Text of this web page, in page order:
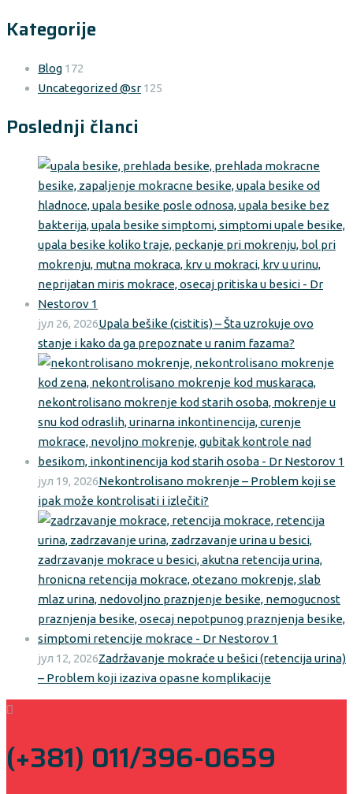
Kategorije
Blog 172
Uncategorized @sr 125
Poslednji članci
јул 26, 2026Upala bešike (cistitis) – Šta uzrokuje ovo
stanje i kako da ga prepoznate u ranim fazama?
јул 19, 2026Nekontrolisano mokrenje – Problem koji se
ipak može kontrolisati i izlečiti?
јул 12, 2026Zadržavanje mokraće u bešici (retencija urina)
– Problem koji izaziva opasne komplikacije
(+381) 011/396-0659